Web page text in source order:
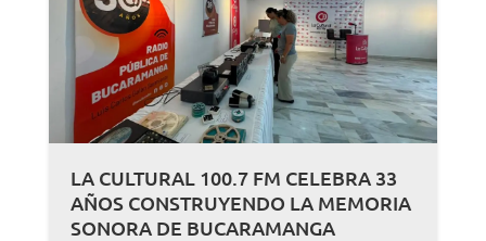
LA CULTURAL 100.7 FM CELEBRA 33
AÑOS CONSTRUYENDO LA MEMORIA
SONORA DE BUCARAMANGA